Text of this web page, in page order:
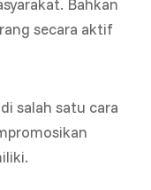
Bahkan
secara aktif
salah satu cara